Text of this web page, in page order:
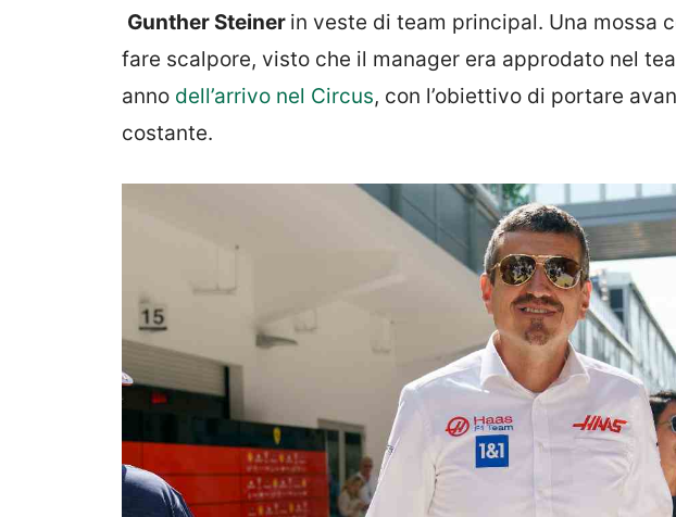
Gunther Steiner in veste di team principal. Una mossa
fare scalpore, visto che il manager era approdato nel
anno dell’arrivo nel Circus, con l’obiettivo di portare
costante.